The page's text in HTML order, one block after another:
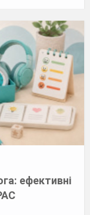
ефективні